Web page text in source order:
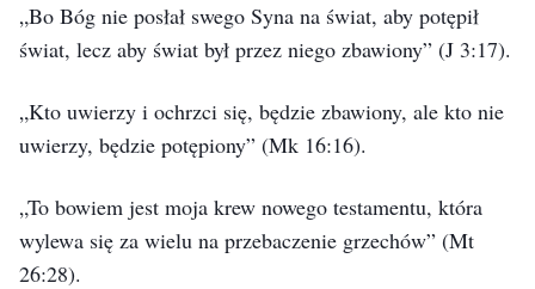
„Bo Bóg nie posłał swego Syna na świat, aby potępił
świat, lecz aby świat był przez niego zbawiony” (J 3:17).
„Kto uwierzy i ochrzci się, będzie zbawiony, ale kto nie
uwierzy, będzie potępiony” (Mk 16:16).
„To bowiem jest moja krew nowego testamentu, która
wylewa się za wielu na przebaczenie grzechów” (Mt
26:28).